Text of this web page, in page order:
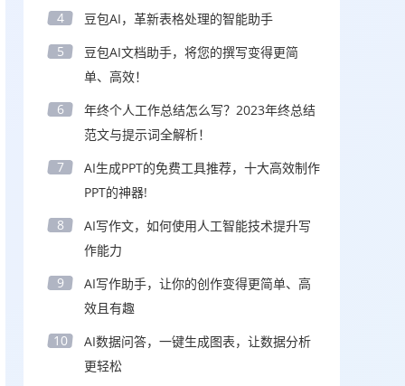
4
豆包AI，革新表格处理的智能助手
5
豆包AI文档助手，将您的撰写变得更简
单、高效！
6
年终个人工作总结怎么写？2023年终总结
范文与提示词全解析！
7
AI生成PPT的免费工具推荐，十大高效制作
PPT的神器!
8
AI写作文，如何使用人工智能技术提升写
作能力
9
AI写作助手，让你的创作变得更简单、高
效且有趣
10
AI数据问答，一键生成图表，让数据分析
更轻松